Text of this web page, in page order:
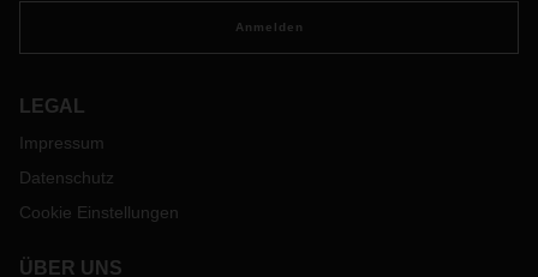
Anmelden
LEGAL
Impressum
Datenschutz
Cookie Einstellungen
ÜBER UNS